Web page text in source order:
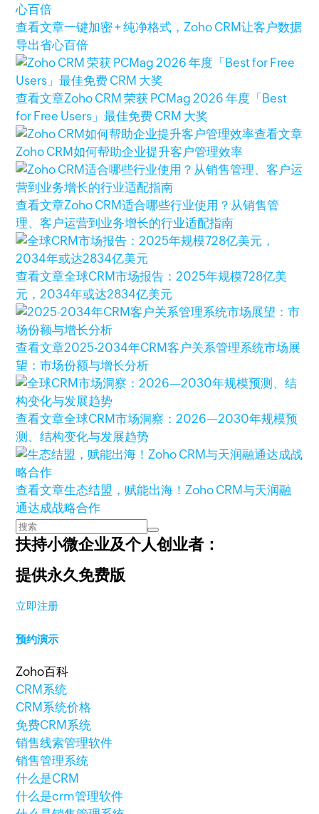
查看文章一键加密 + 纯净格式，Zoho CRM让客户数据
导出省心百倍
查看文章Zoho CRM 荣获 PCMag 2026 年度「Best
for Free Users」最佳免费 CRM 大奖
查看文章
Zoho CRM如何帮助企业提升客户管理效率
查看文章Zoho CRM适合哪些行业使用？从销售管
理、客户运营到业务增长的行业适配指南
查看文章全球CRM市场报告：2025年规模728亿美
元，2034年或达2834亿美元
查看文章2025-2034年CRM客户关系管理系统市场展
望：市场份额与增长分析
查看文章全球CRM市场洞察：2026—2030年规模预
测、结构变化与发展趋势
查看文章生态结盟，赋能出海！Zoho CRM与天润融
通达成战略合作
扶持小微企业及个人创业者：
提供永久免费版
立即注册
预约演示
Zoho百科
CRM系统
CRM系统价格
免费CRM系统
销售线索管理软件
销售管理系统
什么是CRM
什么是crm管理软件